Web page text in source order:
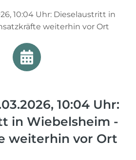
10:04 Uhr: Dieselaustritt in
weiterhin vor Ort
10:04 Uhr:
in Wiebelsheim -
weiterhin vor Ort